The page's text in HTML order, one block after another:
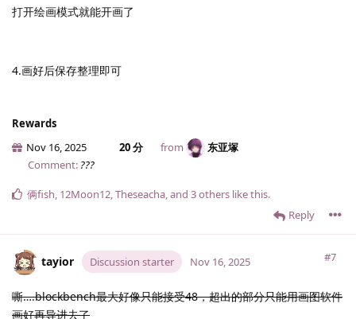
打开绘画模式就能开画了
4.画好后保存整理即可
Rewards
Nov 16, 2025
20 分 from
东亚塚
Comment: ???
Reply
俩fish, 12Moon12,Theseacha, and 3others like this.
tayior Discussion starter #7
Nov 16, 2025
嘶….blockbench最大好像只能接受48，超出的部分只能用画图软件
画好再导进去了